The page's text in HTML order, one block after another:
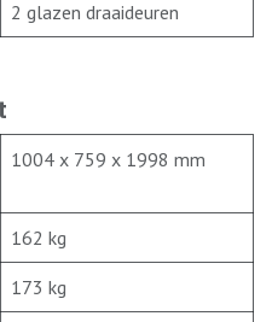
2 glazen draaideuren
1004 x 759 x 1998 mm
162 kg
173 kg